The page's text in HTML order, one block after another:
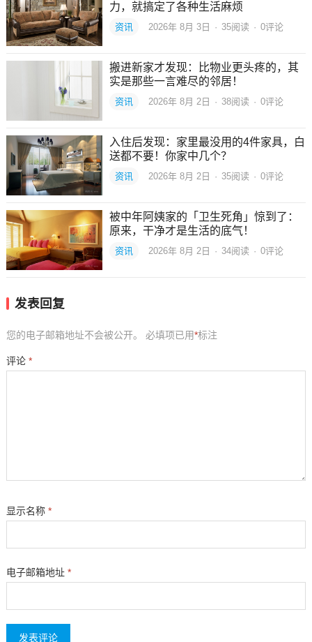
力，就搞定了各种生活麻烦
资讯 2026年 8月 3日 · 35阅读 · 0评论
搬进新家才发现：比物业更头疼的，其
实是那些一言难尽的邻居！
资讯 2026年 8月 2日 · 38阅读 · 0评论
入住后发现：家里最没用的4件家具，白
送都不要！你家中几个？
资讯 2026年 8月 2日 · 35阅读 · 0评论
被中年阿姨家的「卫生死角」惊到了：
原来，干净才是生活的底气！
资讯 2026年 8月 2日 · 34阅读 · 0评论
发表回复
您的电子邮箱地址不会被公开。 必填项已用*标注
评论 *
显示名称 *
电子邮箱地址 *